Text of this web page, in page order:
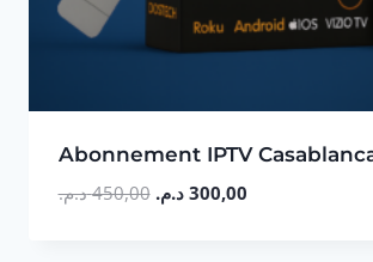
Abonnement IPTV
450,00 د.م.
Le
300,00 د.م.
Le